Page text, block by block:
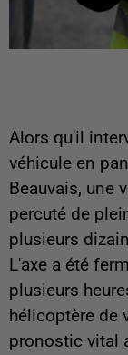
Alors qu'il
véhicule en
Beauvais, une
percuté de
plusieurs
L'axe a été
plusieurs
hélicoptère de
pronostic vital